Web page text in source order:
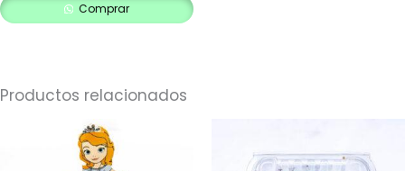
Comprar
Productos relacionados